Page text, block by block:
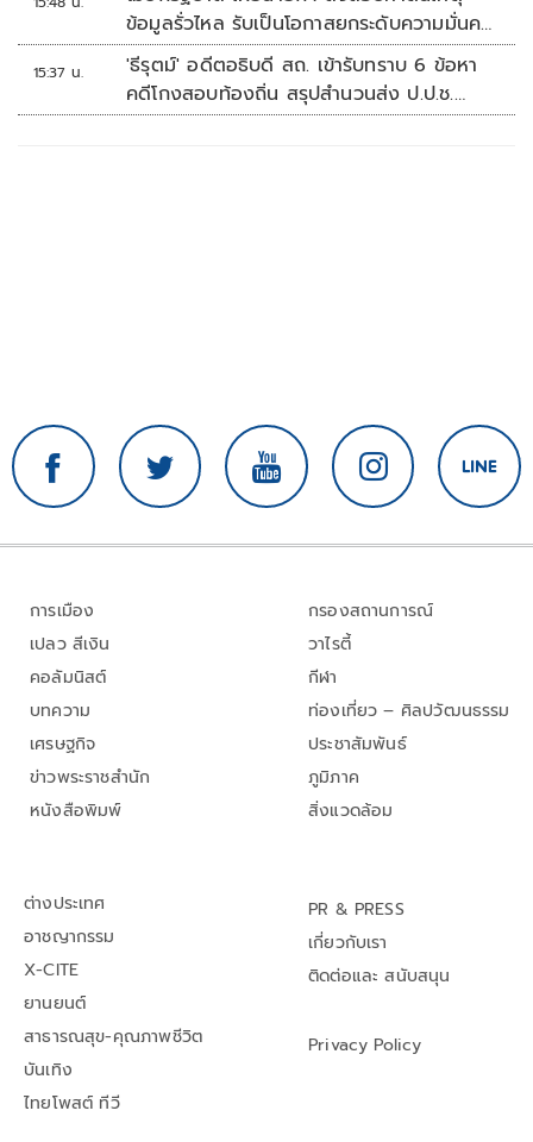
ข้อมูลรั่วไหล รับเป็นโอกาสยกระดับความมั่นคง
ปลอดภัยข้อมูลภาครัฐทั้งระบบ
15:37 น.
'ธีรุตม์' อดีตอธิบดี สถ. เข้ารับทราบ 6 ข้อหา
คดีโกงสอบท้องถิ่น สรุปสำนวนส่ง ป.ป.ช.
สัปดาห์หน้า
การเมือง
เปลว สีเงิน
คอลัมนิสต์
บทความ
เศรษฐกิจ
ข่าวพระราชสำนัก
หนังสือพิมพ์
กรองสถานการณ์
วาไรตี้
กีฬา
ท่องเที่ยว – ศิลปวัฒนธรรม
ประชาสัมพันธ์
ภูมิภาค
สิ่งแวดล้อม
ต่างประเทศ
อาชญากรรม
X-CITE
ยานยนต์
สาธารณสุข-คุณภาพชีวิต
บันเทิง
ไทยโพสต์ ทีวี
PR & PRESS
เกี่ยวกับเรา
ติดต่อและ สนับสนุน
Privacy Policy